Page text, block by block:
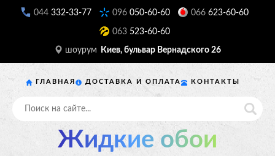
044 332-33-77 096 050-60-60 066 623-60-60
063 523-60-60
шоурум Киев, бульвар Вернадского 26
ГЛАВНАЯ ДОСТАВКА И ОПЛАТА КОНТАКТЫ
Жидкие обои